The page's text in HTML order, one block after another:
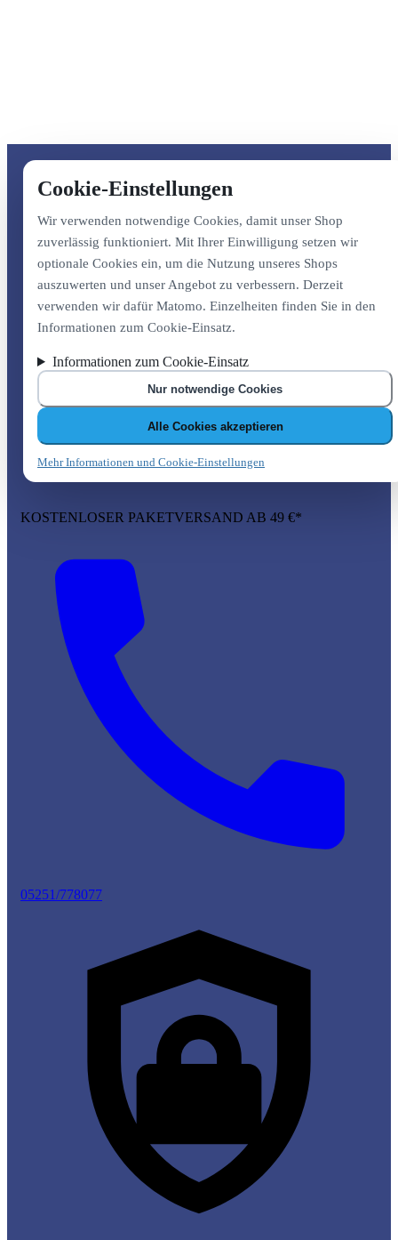
Cookie-Einstellungen
Wir verwenden notwendige Cookies, damit unser Shop
zuverlässig funktioniert. Mit Ihrer Einwilligung setzen wir
optionale Cookies ein, um die Nutzung unseres Shops
auszuwerten und unser Angebot zu verbessern. Derzeit
verwenden wir dafür Matomo. Einzelheiten finden Sie in den
Informationen zum Cookie-Einsatz.
Informationen zum Cookie-Einsatz
Nur notwendige Cookies
Alle Cookies akzeptieren
Mehr Informationen und Cookie-Einstellungen
KOSTENLOSER PAKETVERSAND AB 49 €*
05251/778077